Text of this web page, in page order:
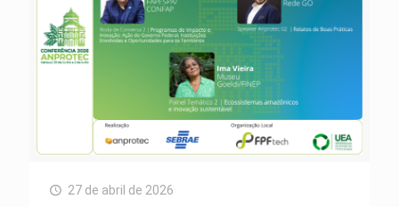
27 de abril de 2026